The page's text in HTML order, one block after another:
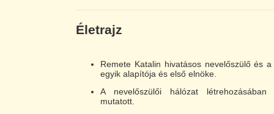
Életrajz
Remete Katalin hivatásos nevelőszülő és
egyik alapítója és első elnöke.
A nevelőszülői hálózat létrehozásában
mutatott.